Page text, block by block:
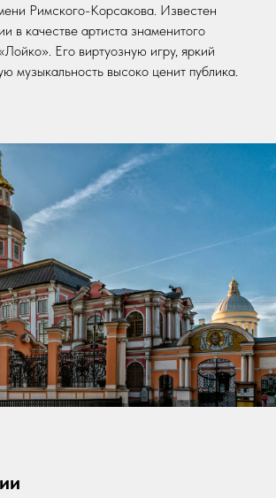
Римского-Корсакова. Известен
в качестве артиста знаменитого
Его виртуозную игру, яркий
музыкальность высоко ценит публика.